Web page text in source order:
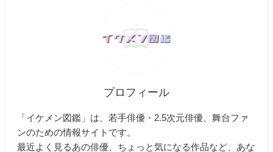
プロフィール
「イケメン図鑑」は、若手俳優・2.5次元俳優、舞台ファ
ンのための情報サイトです。
最近よく見るあの俳優、ちょっと気になる作品など、あな